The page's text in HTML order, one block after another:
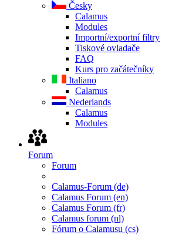
Česky
Calamus
Modules
Importní/exportní filtry
Tiskové ovladače
FAQ
Kurs pro začátečníky
Italiano
Calamus
Nederlands
Calamus
Modules
Forum
Forum
Calamus-Forum (de)
Calamus Forum (en)
Calamus Forum (fr)
Calamus forum (nl)
Fórum o Calamusu (cs)